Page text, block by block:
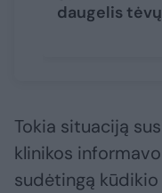
daugelis
Tokia situaciją
klinikos
sudėtingą